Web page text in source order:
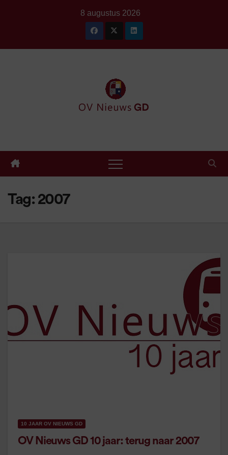
8 augustus 2026
Tag: 2007
10 JAAR OV NIEUWS GD
OV Nieuws GD 10 jaar: terug naar 2007